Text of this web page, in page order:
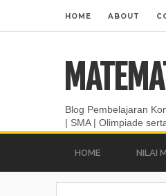
HOME ABOUT
Blog Pembelajaran
| SMA | Olimpiade
HOME NILAI